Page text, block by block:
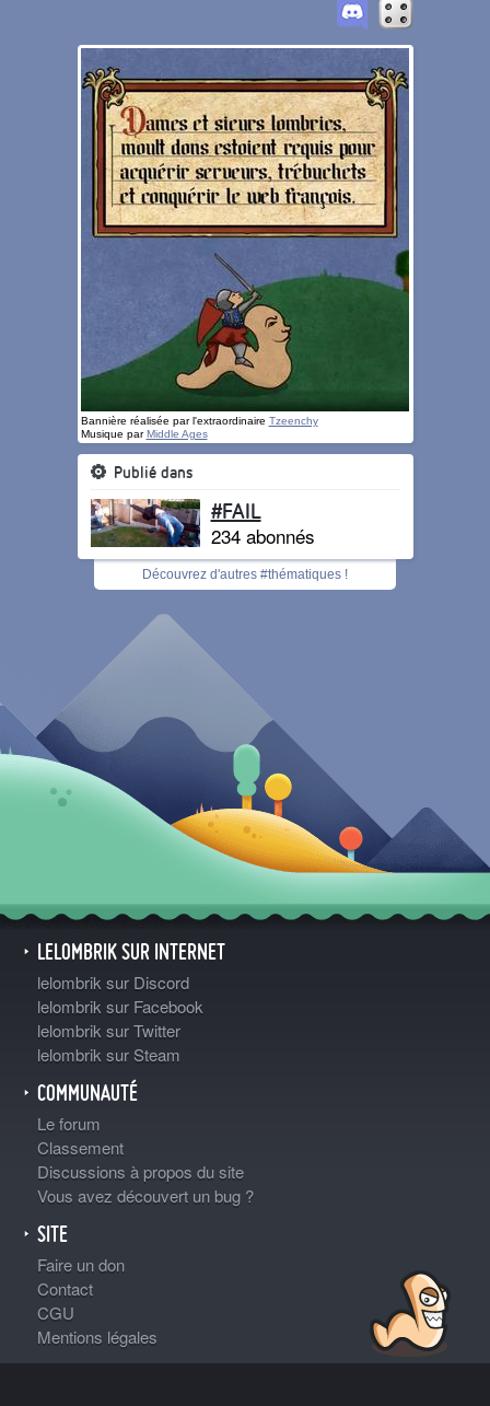
Bannière réalisée par l'extraordinaire Tzeenchy
Musique parMiddle Ages
Publié dans
#FAIL
234 abonnés
Découvrez d'autres #thématiques !
LELOMBRIK SUR INTERNET
lelombrik sur Discord
lelombrik sur Facebook
lelombrik sur Twitter
lelombrik sur Steam
COMMUNAUTÉ
Le forum
Classement
Discussions à propos du site
Vous avez découvert un bug ?
SITE
Faire un don
Contact
CGU
Mentions légales